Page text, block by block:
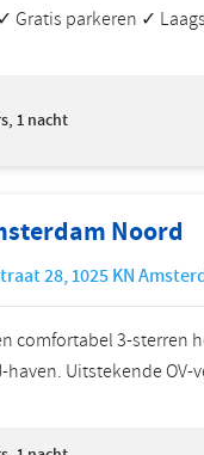
Noord
28,1025 KN
comfortabel 3-sterren
haven. Uitstekende
✓ Gratis parkeren ✓
1 nacht